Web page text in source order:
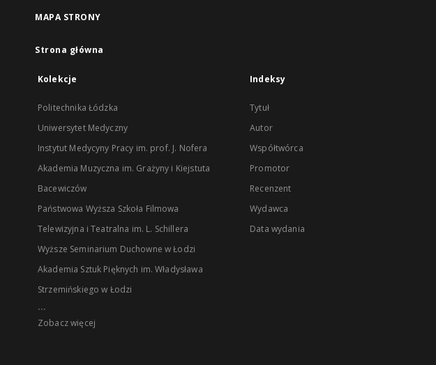
MAPA STRONY
Strona główna
Kolekcje
Politechnika Łódzka
Uniwersytet Medyczny
Instytut Medycyny Pracy im. prof. J. Nofera
Akademia Muzyczna im. Grażyny i Kiejstuta
Bacewiczów
Państwowa Wyższa Szkoła Filmowa
Telewizyjna i Teatralna im. L. Schillera
Wyższe Seminarium Duchowne w Łodzi
Akademia Sztuk Pięknych im. Władysława
Strzemińskiego w Łodzi
...
Zobacz więcej
Indeksy
Tytuł
Autor
Współtwórca
Promotor
Recenzent
Wydawca
Data wydania